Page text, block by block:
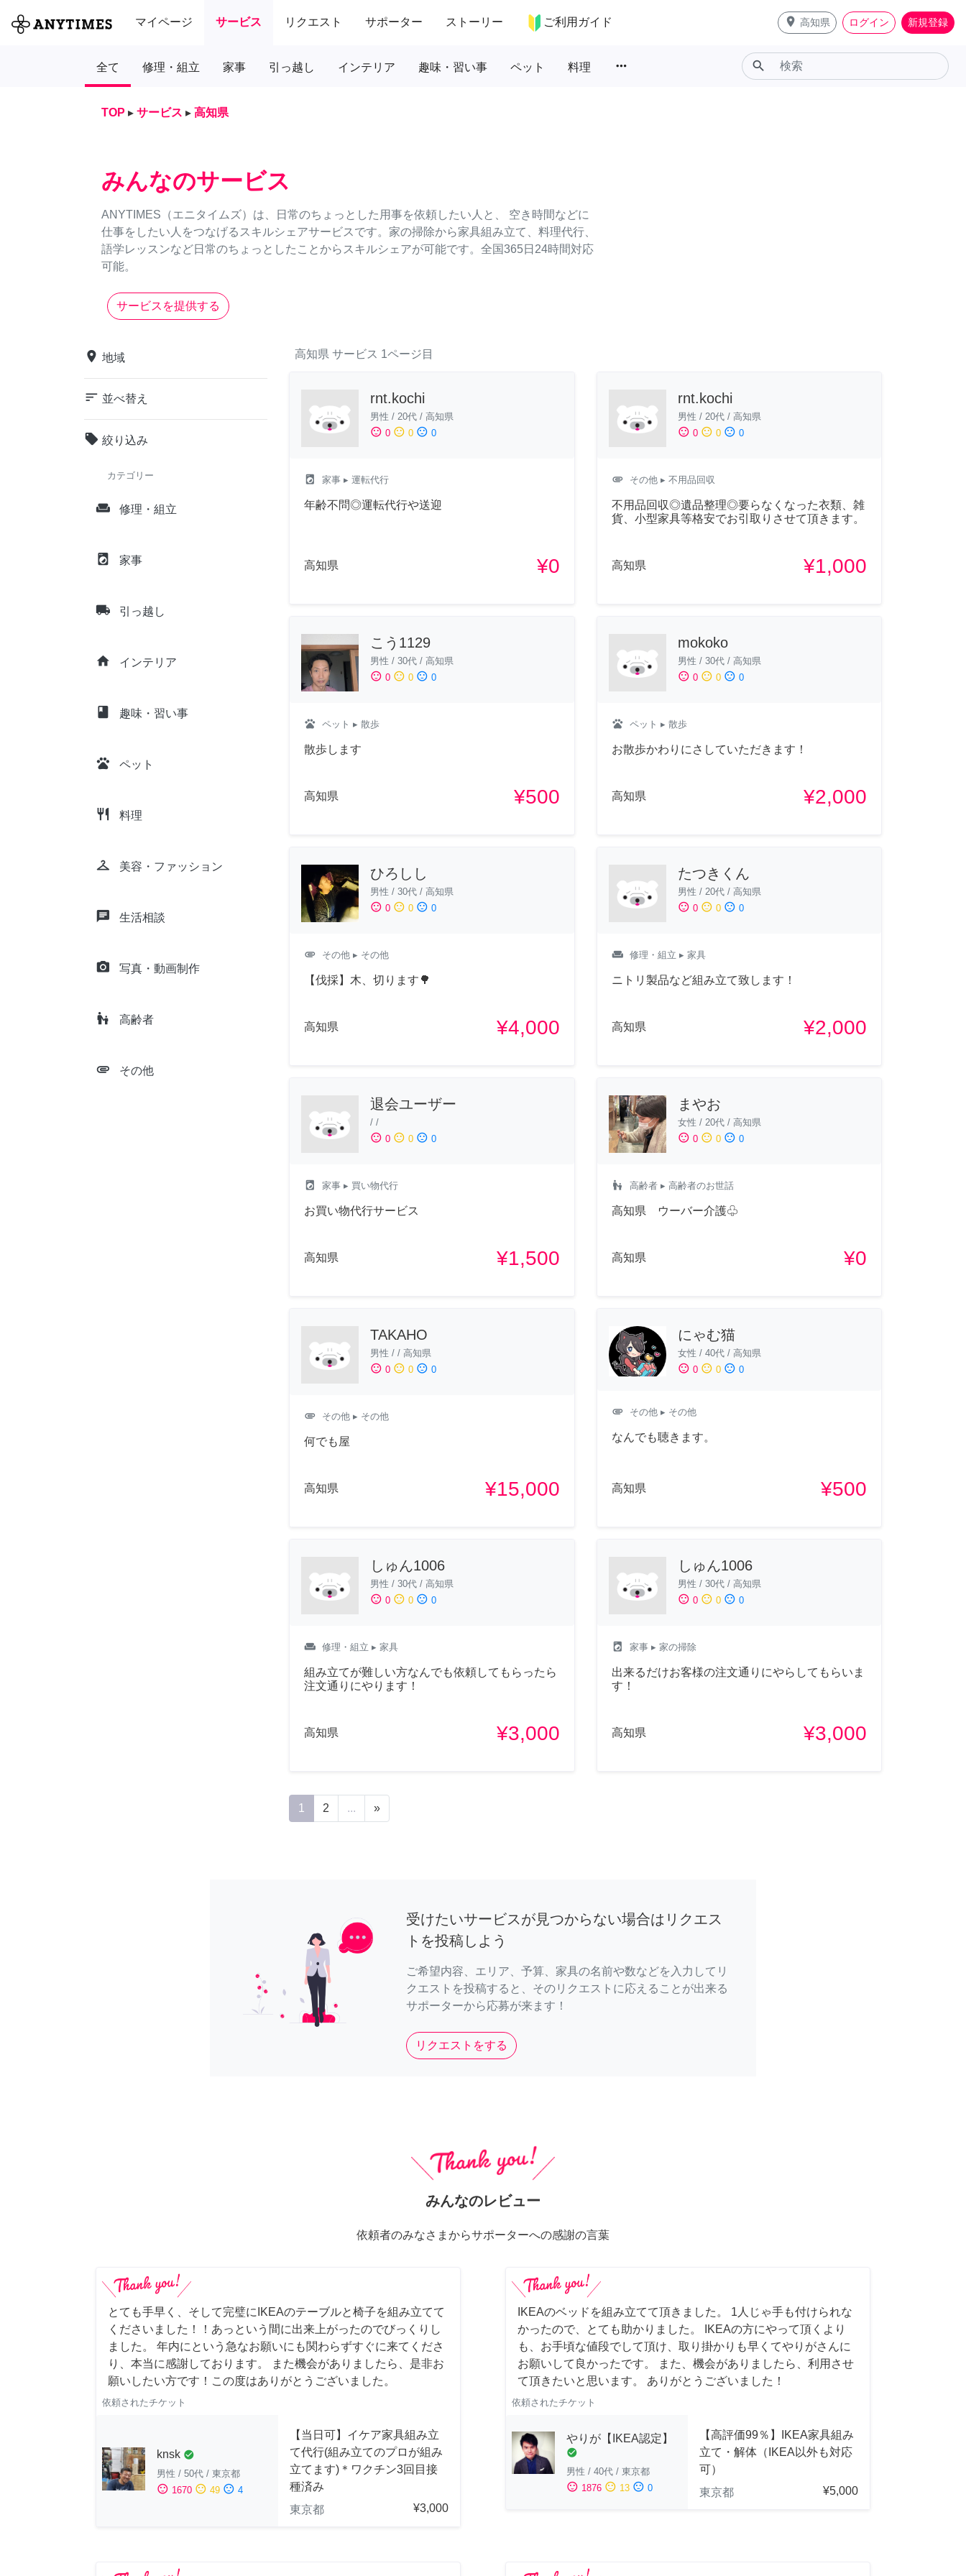
マイページ サービス リクエスト サポーター ストーリー ご利用ガイド place 高知県 ログイン 新規登録
全て 修理・組立 家事 引っ越し インテリア 趣味・習い事 ペット 料理 more_horiz search
TOP ▸ サービス ▸ 高知県
みんなのサービス
ANYTIMES（エニタイムズ）は、日常のちょっとした用事を依頼したい人と、 空き時間などに
仕事をしたい人をつなげるスキルシェアサービスです。家の掃除から家具組み立て、料理代行、
語学レッスンなど日常のちょっとしたことからスキルシェアが可能です。全国365日24時間対応
可能。
サービスを提供する
place 地域
sort 並べ替え
local_offer 絞り込み
カテゴリー
weekend 修理・組立
local_laundry_service 家事
local_shipping 引っ越し
home インテリア
class 趣味・習い事
pets ペット
restaurant 料理
checkroom 美容・ファッション
chat 生活相談
camera_alt 写真・動画制作
escalator_warning 高齢者
attachment その他
高知県 サービス 1ページ目
rnt.kochi
男性 / 20代 / 高知県
sentiment_satisfied 0 sentiment_neutral 0 sentiment_dissatisfied 0
local_laundry_service 家事 ▸ 運転代行
年齢不問◎運転代行や送迎
高知県 ¥0
rnt.kochi
男性 / 20代/ 高知県
sentiment_satisfied 0 sentiment_neutral 0 sentiment_dissatisfied 0
attachment その他▸ 不用品回収
不用品回収◎遺品整理◎要らなくなった衣類、雑
貨、小型家具等格安でお引取りさせて頂きます。
高知県 ¥1,000
こう1129
男性 / 30代 / 高知県
sentiment_satisfied 0 sentiment_neutral 0 sentiment_dissatisfied 0
pets ペット ▸ 散歩
散歩します
高知県 ¥500
mokoko
男性 / 30代/ 高知県
sentiment_satisfied 0 sentiment_neutral 0 sentiment_dissatisfied 0
pets ペット ▸ 散歩
お散歩かわりにさしていただきます！
高知県 ¥2,000
ひろしし
男性 / 30代 / 高知県
sentiment_satisfied 0 sentiment_neutral 0 sentiment_dissatisfied 0
attachment その他 ▸ その他
【伐採】木、切ります🌳
高知県 ¥4,000
たつきくん
男性 / 20代/ 高知県
sentiment_satisfied 0 sentiment_neutral 0 sentiment_dissatisfied 0
weekend 修理・組立 ▸ 家具
ニトリ製品など組み立て致します！
高知県 ¥2,000
退会ユーザー
/ /
sentiment_satisfied 0 sentiment_neutral 0 sentiment_dissatisfied 0
local_laundry_service 家事 ▸ 買い物代行
お買い物代行サービス
高知県 ¥1,500
まやお
女性 / 20代/ 高知県
sentiment_satisfied 0 sentiment_neutral 0 sentiment_dissatisfied 0
escalator_warning 高齢者▸ 高齢者のお世話
高知県 ウーバー介護♧
高知県 ¥0
TAKAHO
男性 / / 高知県
sentiment_satisfied 0 sentiment_neutral 0 sentiment_dissatisfied 0
attachment その他 ▸ その他
何でも屋
高知県 ¥15,000
にゃむ猫
女性 / 40代/ 高知県
sentiment_satisfied 0 sentiment_neutral 0 sentiment_dissatisfied 0
attachment その他▸ その他
なんでも聴きます。
高知県 ¥500
しゅん1006
男性 / 30代 / 高知県
sentiment_satisfied 0 sentiment_neutral 0 sentiment_dissatisfied 0
weekend 修理・組立 ▸ 家具
組み立てが難しい方なんでも依頼してもらったら
注文通りにやります！
高知県 ¥3,000
しゅん1006
男性 / 30代/ 高知県
sentiment_satisfied 0 sentiment_neutral 0 sentiment_dissatisfied 0
local_laundry_service 家事▸ 家の掃除
出来るだけお客様の注文通りにやらしてもらいま
す！
高知県 ¥3,000
1 2 ... »
受けたいサービスが見つからない場合はリクエス
トを投稿しよう
ご希望内容、エリア、予算、家具の名前や数などを入力してリ
クエストを投稿すると、そのリクエストに応えることが出来る
サポーターから応募が来ます！
リクエストをする
みんなのレビュー
依頼者のみなさまからサポーターへの感謝の言葉
とても手早く、そして完璧にIKEAのテーブルと椅子を組み立てて
くださいました！！あっという間に出来上がったのでびっくりし
ました。 年内にという急なお願いにも関わらずすぐに来てくださ
り、本当に感謝しております。 また機会がありましたら、是非お
願いしたい方です！この度はありがとうございました。
依頼されたチケット
knsk check_circle
男性 / 50代 / 東京都
sentiment_satisfied 1670 sentiment_neutral 49 sentiment_dissatisfied 4
【当日可】イケア家具組み立
て代行(組み立てのプロが組み
立てます)＊ワクチン3回目接
種済み
東京都
¥3,000
IKEAのベッドを組み立てて頂きました。 1人じゃ手も付けられな
かったので、とても助かりました。 IKEAの方にやって頂くより
も、お手頃な値段でして頂け、取り掛かりも早くてやりがさんに
お願いして良かったです。 また、機会がありましたら、利用させ
て頂きたいと思います。 ありがとうございました！
依頼されたチケット
やりが【IKEA認定】
check_circle
男性 / 40代 / 東京都
sentiment_satisfied 1876 sentiment_neutral 13 sentiment_dissatisfied 0
【高評価99％】IKEA家具組み
立て・解体（IKEA以外も対応
可）
東京都
¥5,000